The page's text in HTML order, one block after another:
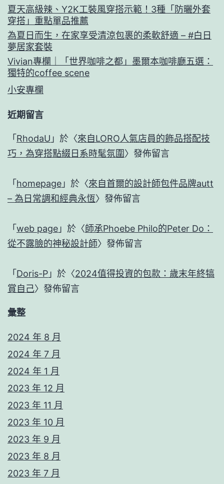
#
日
夏天高級辣、Y2K工裝風穿搭示範！3種「防曬外套
穿搭」重點單品推薦
為夏日而生，在家享受清涼包裹的柔軟舒適 – #白日
夢居家套裝
Vivian專欄｜「世界咖啡之都」墨爾本咖啡廳五選：
獨特的coffee scene
小安專欄
近期留言
「RhodaU 」於〈來自LORO人氣店員的飾品搭配技
巧，為穿搭點綴日系時髦氛圍〉發佈留言
「homepage 」於〈來自首爾的設計師包件品牌autt
– 為日常調和經典永恆〉發佈留言
「web page 」於〈師承Phoebe Philo的Peter Do：
從不露臉的神秘設計師〉發佈留言
「Doris-P 」於〈2024值得投資的包款：歲末年終犒
賞自己〉發佈留言
彙整
2024 年 8 月
2024 年 7 月
2024 年 1 月
2023 年 12 月
2023 年 11 月
2023 年 10 月
2023 年 9 月
2023 年 8 月
2023 年 7 月